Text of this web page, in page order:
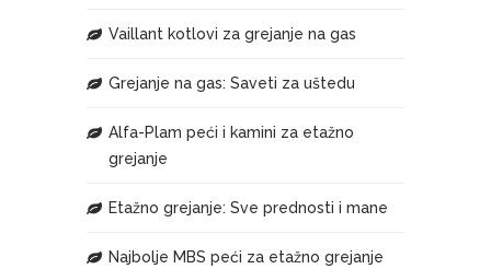
Vaillant kotlovi za grejanje na gas
Grejanje na gas: Saveti za uštedu
Alfa-Plam peći i kamini za etažno
grejanje
Etažno grejanje: Sve prednosti i mane
Najbolje MBS peći za etažno grejanje